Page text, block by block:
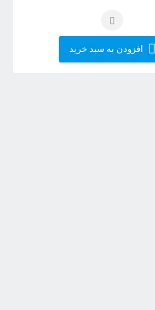
افزودن به سبد خرید